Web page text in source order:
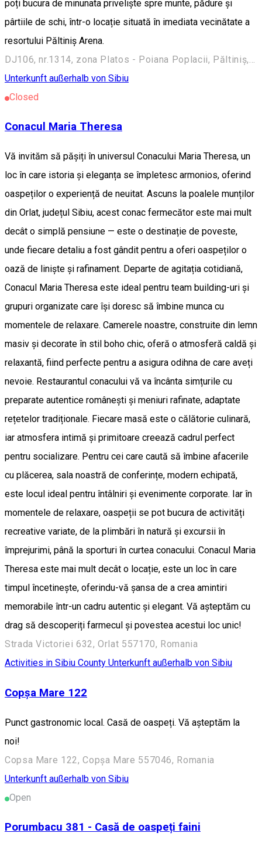
poți bucura de minunata priveliște spre munte, pădure și
pârtiile de schi, într-o locație situată în imediata vecinătate a
resortului Păltiniș Arena.
Unterkunft außerhalb von Sibiu
Closed
Conacul Maria Theresa
Vă invităm să pășiți în universul Conacului Maria Theresa, un
loc în care istoria și eleganța se împletesc armonios, oferind
oaspeților o experiență de neuitat. Ascuns la poalele munților
din Orlat, județul Sibiu, acest conac fermecător este mai mult
decât o simplă pensiune — este o destinație de poveste,
unde fiecare detaliu a fost gândit pentru a oferi oaspeților o
oază de liniște și rafinament. Departe de agitația cotidiană,
Conacul Maria Theresa este ideal pentru team building-uri și
grupuri organizate care își doresc să îmbine munca cu
momentele de relaxare. Camerele noastre, construite din lemn
masiv și decorate în stil boho chic, oferă o atmosferă caldă și
relaxantă, fiind perfecte pentru a asigura odihna de care aveți
nevoie. Restaurantul conacului vă va încânta simțurile cu
preparate autentice românești și meniuri rafinate, adaptate
rețetelor tradiționale. Fiecare masă este o călătorie culinară,
iar atmosfera intimă și primitoare creează cadrul perfect
pentru socializare. Pentru cei care caută să îmbine afacerile
cu plăcerea, sala noastră de conferințe, modern echipată,
este locul ideal pentru întâlniri și evenimente corporate. Iar în
momentele de relaxare, oaspeții se pot bucura de activități
recreative variate, de la plimbări în natură și excursii în
împrejurimi, până la sporturi în curtea conacului. Conacul Maria
Theresa este mai mult decât o locație, este un loc în care
timpul încetinește, oferindu-vă șansa de a crea amintiri
memorabile într-un cadru autentic și elegant. Vă așteptăm cu
drag să descoperiți farmecul și povestea acestui loc unic!
Strada Victoriei 632, Orlat 557170, Romania
Activities in Sibiu County Unterkunft außerhalb von Sibiu
Copșa Mare 122
Punct gastronomic local. Casă de oaspeți. Vă așteptăm la
noi!
Copsa Mare 122, Copșa Mare 557046, Romania
Unterkunft außerhalb von Sibiu
Open
Porumbacu 381 - Casă de oaspeți faini